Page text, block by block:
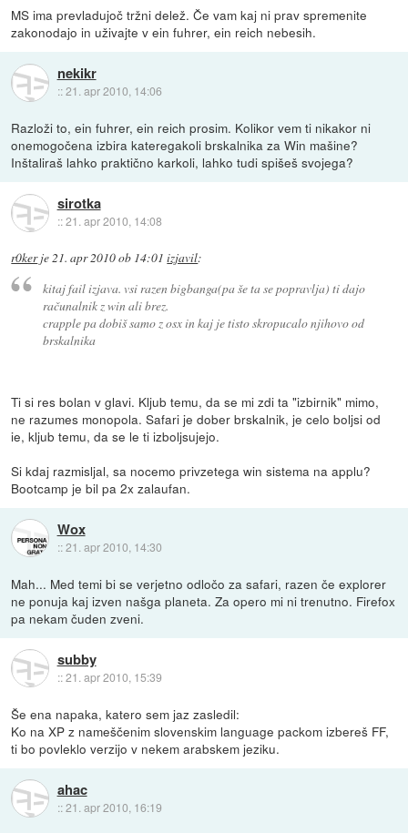
MS ima prevladujoč tržni delež. Če vam kaj ni prav spremenite
zakonodajo in uživajte v ein fuhrer, ein reich nebesih.
nekikr
::21. apr 2010, 14:06
Razloži to, ein fuhrer, ein reich prosim. Kolikor vem ti nikakor ni
onemogočena izbira kateregakoli brskalnika za Win mašine?
Inštaliraš lahko praktično karkoli, lahko tudi spišeš svojega?
sirotka
::21. apr 2010, 14:08
r0kerje21. apr 2010 ob 14:01 izjavil:
kitaj fail izjava. vsi razen bigbanga(pa še ta se popravlja) ti dajo
računalnik z win ali brez.
crapple pa dobiš samo z osx in kaj je tisto skropucalo njihovo od
brskalnika
Ti si res bolan v glavi. Kljub temu, da se mi zdi ta "izbirnik" mimo,
ne razumes monopola. Safari je dober brskalnik, je celo boljsi od
ie, kljub temu, da se le ti izboljsujejo.
Si kdaj razmisljal, sa nocemo privzetega win sistema na applu?
Bootcamp je bil pa 2x zalaufan.
Wox
::21. apr 2010, 14:30
Mah... Med temi bi se verjetno odločo za safari, razen če explorer
ne ponuja kaj izven našga planeta. Za opero mi ni trenutno. Firefox
pa nekam čuden zveni.
subby
::21. apr 2010, 15:39
Še ena napaka, katero sem jaz zasledil:
Ko na XP z nameščenim slovenskim language packom izbereš FF,
ti bo povleklo verzijo v nekem arabskem jeziku.
ahac
::21. apr 2010, 16:19